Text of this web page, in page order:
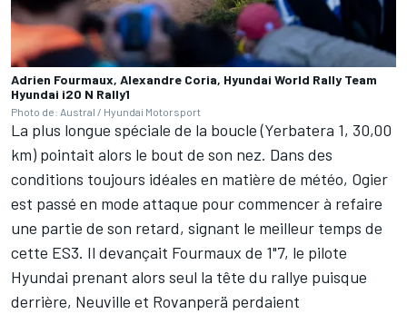
Adrien Fourmaux, Alexandre Coria, Hyundai World Rally Team
Hyundai i20 N Rally1
Photo de: Austral / Hyundai Motorsport
La plus longue spéciale de la boucle (Yerbatera 1, 30,00
km) pointait alors le bout de son nez. Dans des
conditions toujours idéales en matière de météo, Ogier
est passé en mode attaque pour commencer à refaire
une partie de son retard, signant le meilleur temps de
cette ES3. Il devançait Fourmaux de 1"7, le pilote
Hyundai prenant alors seul la tête du rallye puisque
derrière, Neuville et Rovanperä perdaient